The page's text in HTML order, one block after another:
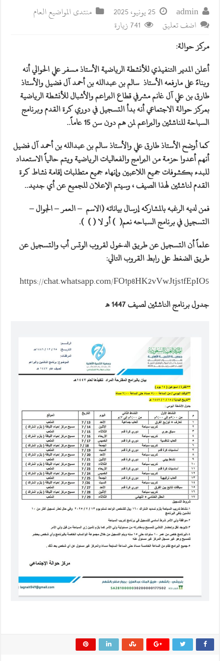
admin 25 يونيو، 2025
منتدى المواضيع العام
اضف تعليق
741 زيارة
مركز حوالة:
أعلن المدير التنفيذي للأنشطة الرياضية الأستاذ مسفر علي الحوالي أنه
وبناءً على مارفعه الأستاذ سالم بن عبدالله بن أحمد آل فضيل والأستاذ
طارق بن علي آل غانم مشرفي قطاع البراعم والأشبال للأنشطة الرياضية
بمركز حوالة الاجتماعي أنه بدأ التسجيل في دوري كرة القدم وبرنامج
السباحة للناشئين والبراعم لمن هم دون سن 15 عاماً.
.
كما أوضح الأستاذ طارق علي والأستاذ سالم بن عبدالله بن أحمد آل فضيل
أنهم أعدوا حزمة من البرامج والفعاليات الرياضية ويتم حالياً الاستعداد
للبدء بكشوفات جميع اللاعبين وإنهاء جميع متطلبات إقامة نشاط كرة
القدم لناشئين لهذا الصيف ، وسيتم الإعلان للجميع عن أي جديد..
فمن لديه الرغبه بالمشاركه إرسال بياناته (الاسم – العمر – الجوال –
التسجيل في برنامج السباحه نعم( ) أو لا ( ) ).
علماً أن التسجيل عن طريق الدخول لقروب الوتس أب والتسجيل عن
طريق الضغط على رابط القروب التالي:
https://chat.whatsapp.com/FO1p8HK2vVwJtjs1fEpIO5
جدول برنامج الناشئين لصيف 1447 هـ